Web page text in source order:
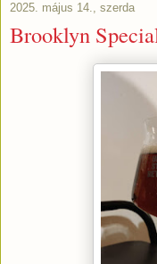
2025. május 14., szerda
Brooklyn